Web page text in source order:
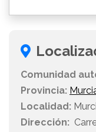
Comunidad
Provincia:
Localidad:
Dirección: